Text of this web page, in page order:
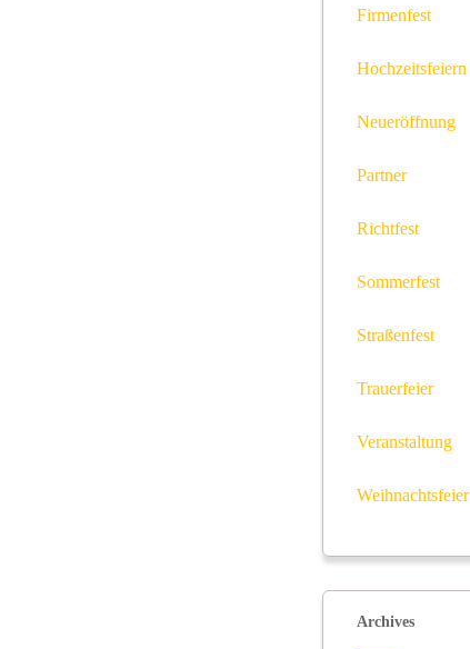
Firmenfest
Hochzeitsfeiern
Neueröffnung
Partner
Richtfest
Sommerfest
Straßenfest
Trauerfeier
Veranstaltung
Weihnachtsfeier
Archives